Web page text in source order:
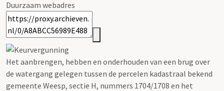
Duurzaam webadres
Het aanbrengen, hebben en onderhouden van een brug over
de watergang gelegen tussen de percelen kadastraal bekend
gemeente Weesp, sectie H, nummers 1704/1708 en het